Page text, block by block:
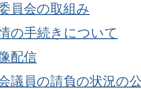
員会の取組み
の手続きについて
配信
議員の請負の状況の